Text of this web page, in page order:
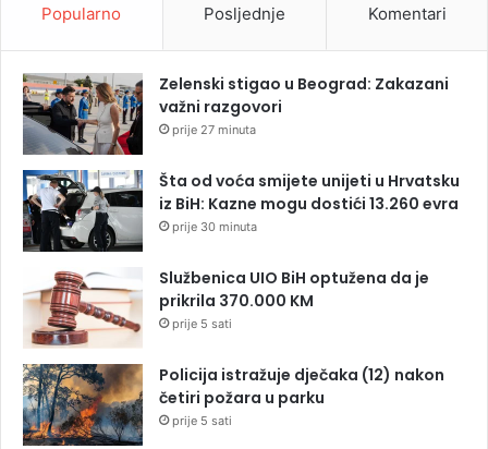
Popularno Posljednje Komentari
Zelenski stigao u Beograd: Zakazani
važni razgovori
prije 27 minuta
Šta od voća smijete unijeti u Hrvatsku
iz BiH: Kazne mogu dostići 13.260 evra
prije 30 minuta
Službenica UIO BiH optužena da je
prikrila 370.000 KM
prije 5 sati
Policija istražuje dječaka (12) nakon
četiri požara u parku
prije 5 sati